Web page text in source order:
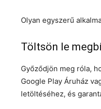
Olyan egyszerű
Töltsön le
Győződjön meg róla,
Google Play Áruház
letöltéséhez, és